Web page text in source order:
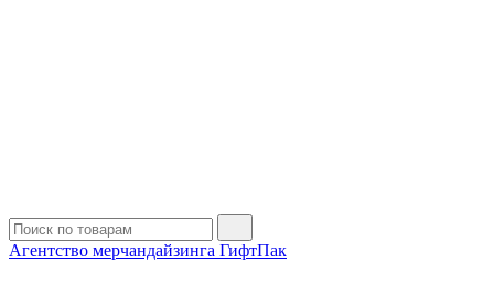
Агентство мерчандайзинга ГифтПак